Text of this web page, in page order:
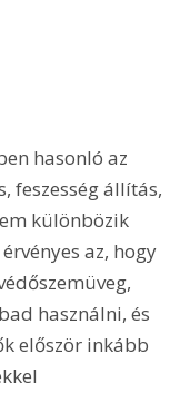
hasonló az
feszesség állítás,
különbözik
az, hogy
használni, és
először inkább